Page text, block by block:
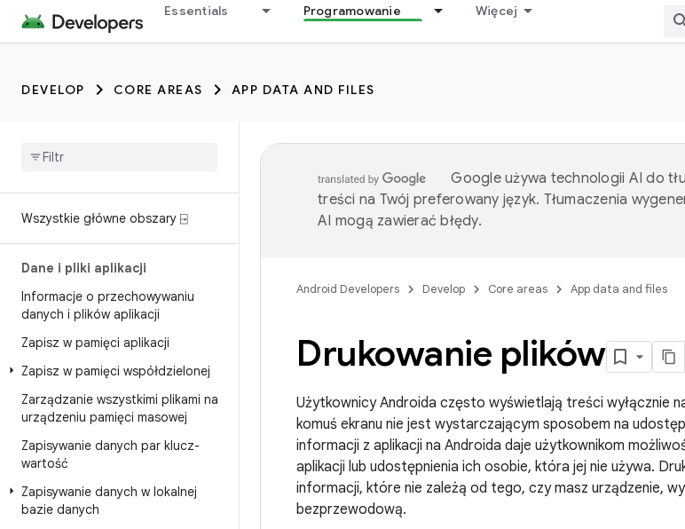
Essentials Programowanie Więcej
DEVELOP CORE AREAS APP DATA AND FILES
Wszystkie główne obszary ⍈
Dane i pliki aplikacji
Informacje o przechowywaniu
danych i plików aplikacji
Zapisz w pamięci aplikacji
Zapisz w pamięci współdzielonej
Zarządzanie wszystkimi plikami na
urządzeniu pamięci masowej
Zapisywanie danych par klucz-
wartość
Zapisywanie danych w lokalnej
bazie danych
Google używa technologii AI do
treści na Twój preferowany język. Tłumaczenia
AI mogą zawierać błędy.
Android Developers Develop Core areas App data and files
Drukowanie plików
Użytkownicy Androida często wyświetlają treści wyłącznie
komuś ekranu nie jest wystarczającym sposobem na
informacji z aplikacji na Androida daje użytkownikom
aplikacji lub udostępnienia ich osobie, która jej nie używa.
informacji, które nie zależą od tego, czy masz urządzenie,
bezprzewodową.